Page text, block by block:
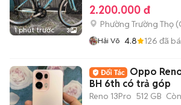
1 phút trước 3
2.200.000 đ
Phường Trường Thọ
Hải Võ 4.8 126 đã
Oppo
BH 6th có trả góp
Reno 13Pro 512 GB